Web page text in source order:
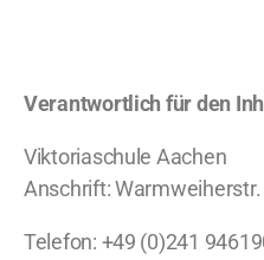
Verantwortlich für den
Viktoriaschule Aachen
Anschrift:
Telefon: +49 (0)241